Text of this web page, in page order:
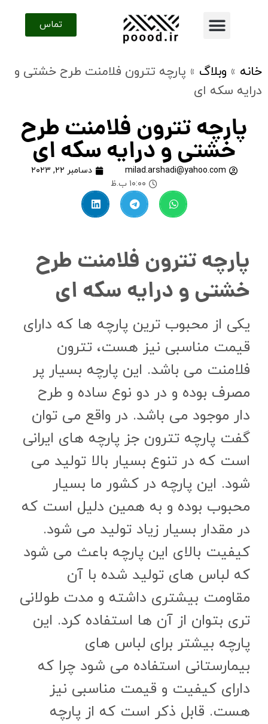
تماس
خانه » وبلاگ » پارچه تترون فلامنت طرح خشتی و
درایه سکه ای
پارچه تترون فلامنت طرح
خشتی و درایه سکه ای
milad.arshadi@yahoo.com
دسامبر ۲۲, ۲۰۲۳
۱۰:۰۰ ب.ظ
پارچه تترون فلامنت طرح
خشتی و درایه سکه ای
یکی از محبوب ترین پارچه ها که دارای
قیمت مناسبی نیز هست، تترون
فلامنت می باشد. این پارچه بسیار پر
مصرف بوده و در دو نوع ساده و طرح
دار موجود می باشد. در واقع می توان
گفت پارچه تترون جز پارچه های ایرانی
است که در تنوع بسیار بالا تولید می
شود. این پارچه در کشور ما بسیار
محبوب بوده و به همین دلیل است که
در مقدار بسیار زیاد تولید می شود.
کیفیت بالای این پارچه باعث می شود
که لباس های تولید شده با آن
مقاومت بیشتری داشته و مدت طولانی
تری بتوان از آن ها استفاده کرد. این
پارچه بیشتر برای لباس های
بیمارستانی استفاده می شود چرا که
دارای کیفیت و قیمت مناسبی نیز
هست. قابل ذکر است که از پارچه